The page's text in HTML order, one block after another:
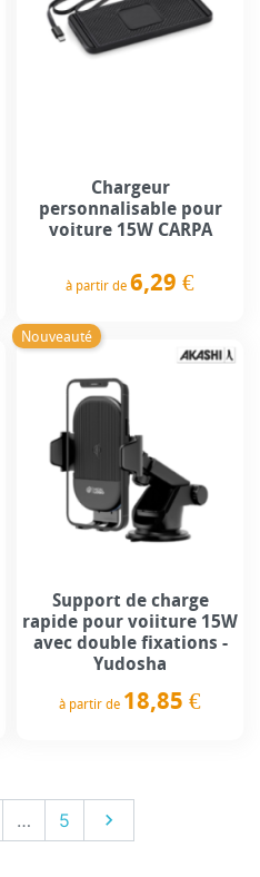
Chargeur
personnalisable pour
voiture 15W CARPA
à partir de 6,29 €
Nouveauté
Support de charge
rapide pour voiiture 15W
avec double fixations -
Yudosha
à partir de 18,85 €
… 5 Suivant
